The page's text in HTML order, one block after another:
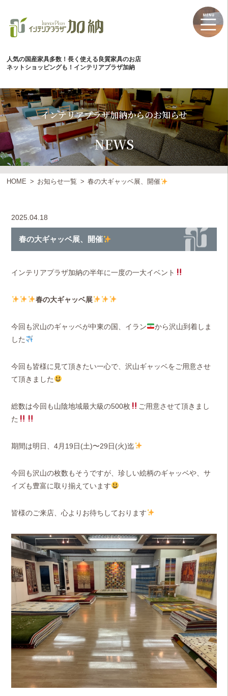
人気の国産家具多数！長く使える良質家具のお店
ネットショッピングも！インテリアプラザ加納
インテリアプラザ加納からのお知らせ
NEWS
HOME お知らせ一覧 春の大ギャッベ展、開催
2025.04.18
春の大ギャッベ展、開催
インテリアプラザ加納の半年に一度の一大イベント
春の大ギャッベ展
今回も沢山のギャッベが中東の国、イラン
から沢山到着しま
した
今回も皆様に見て頂きたい一心で、沢山ギャッベをご用意させ
て頂きました
総数は今回も山陰地域最大級の500枚
ご用意させて頂きまし
た
期間は明日、4月19日(土)〜29日(火)迄
今回も沢山の枚数もそうですが、珍しい絵柄のギャッベや、サ
イズも豊富に取り揃えています
皆様のご来店、心よりお待ちしております